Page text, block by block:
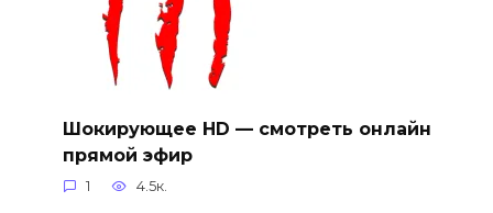
Шокирующее HD — смотреть онлайн
прямой эфир
1 4.5к.